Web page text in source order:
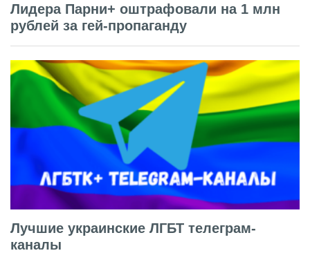
Лидера Парни+ оштрафовали на 1 млн
рублей за гей-пропаганду
Лучшие украинские ЛГБТ телеграм-
каналы